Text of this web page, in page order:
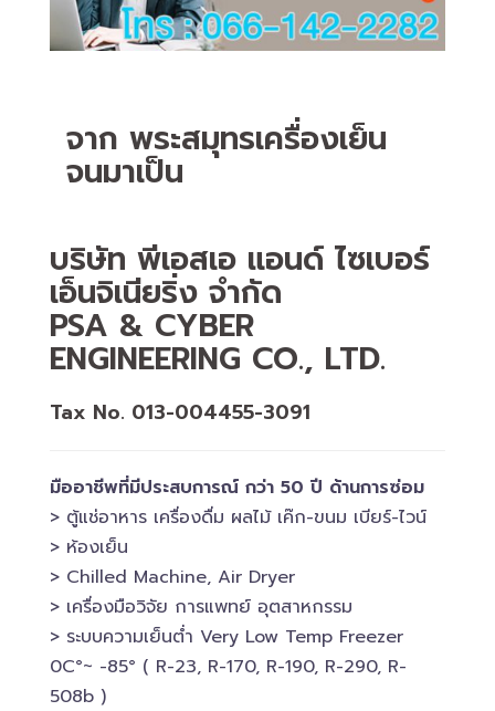
จาก พระสมุทรเครื่องเย็น
จนมาเป็น
บริษัท พีเอสเอ แอนด์ ไซเบอร์
เอ็นจิเนียริ่ง จำกัด
PSA & CYBER
ENGINEERING CO., LTD.
Tax No. 013-004455-3091
มืออาชีพที่มีประสบการณ์ กว่า 50 ปี ด้านการซ่อม
> ตู้แช่อาหาร เครื่องดื่ม ผลไม้ เค๊ก-ขนม เบียร์-ไวน์​
> ห้องเย็น
> Chilled​ Machine, Air Dryer
> เครื่องมือวิจัย การแพทย์​ อุตสาหกรรม
> ระบบความเย็นต่ำ Very Low Temp Freezer
0C°~ -​85° ( R-23, R-170, R-190, R-290, R-
508b )